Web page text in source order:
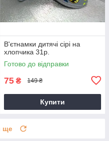
В'єтнамки дитячі сірі на
хлопчика 31р.
Готово до відправки
75 ₴ 149 ₴
Купити
ще